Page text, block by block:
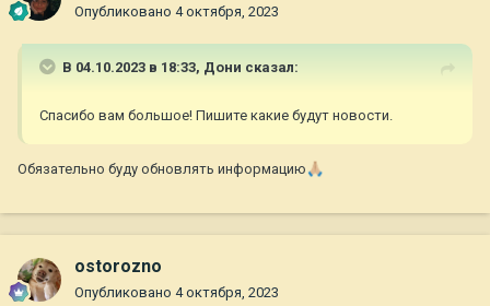
Опубликовано 4 октября, 2023
В 04.10.2023 в 18:33, Дони сказал:
Спасибо вам большое! Пишите какие будут новости.
Обязательно буду обновлять информацию 🙏🏼
ostorozno
Опубликовано 4 октября, 2023